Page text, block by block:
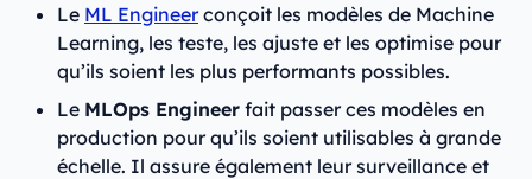
Le ML Engineerconçoit les modèles de Machine
Learning, les teste, les ajuste et les optimise pour
qu’ils soient les plus performants possibles.
Le MLOps Engineer fait passer ces modèles en
production pour qu’ils soient utilisables à grande
échelle. Il assure également leur surveillance et